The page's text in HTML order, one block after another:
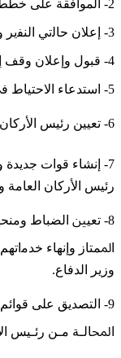
2- الموﺍﻓﻘﺔ ﻋﻠﻰ ﺧﻄﻂ ﺍﻟﻌﻤﻠﻴﺎﺕ ﺍلحربية.
3- ﺇﻋﻼﻥ ﺣﺎﻟتي ﺍﻟﻨﻔير ﻭﺍﻟﺘﻌﺒﺌﺔ ﺍﻟﻌﺎﻣﺔ.
4- ﻗﺒﻮﻝ ﻭﺇﻋﻼﻥ ﻭﻗﻒ ﺇﻃﻼﻕ ﺍﻟﻨﺎﺭ.
5- ﺍﺳﺘﺪﻋﺎﺀ ﺍﻻﺣﺘﻴﺎﻁ في الحالات المقررة ﺑﺎﻟﻘﺎﻧﻮﻥ.
6- تعيين ﺭﺋﻴﺲ ﺍﻷﺭﻛﺎﻥ ﺍﻟﻌﺎﻣﺔ ﻭﻣﻌﺎﻭﻧﻪ ﻭﺇﻋﻔﺎﺅﳘﺎ.
7- ﺇﻧﺸﺎﺀ ﻗﻮﺍﺕ ﺟﺪﻳﺪﺓ
ﺭﺋﻴﺲ ﺍﻷﺭﻛﺎﻥ ﺍﻟﻌﺎﻣﺔ
8- ﺗﻌﻴﲔ ﺍﻟﻀﺒﺎﻁ
ﺍﳌﻤﺘﺎﺯ ﻭﺇنهاء
ﻭﺯﻳﺮ ﺍﻟﺪﻓﺎﻉ.
9- ﺍﻟﺘﺼﺪﻳﻖ ﻋﻠﻰ
ﺍﶈﺎﻟـﺔ ﻣـﻦ ﺭﺋـﻴﺲ